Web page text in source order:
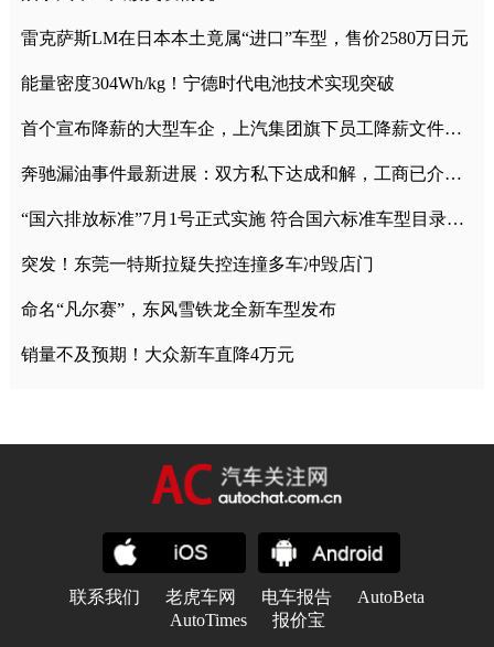
雷克萨斯LM在日本本土竟属“进口”车型，售价2580万日元
能量密度304Wh/kg！宁德时代电池技术实现突破
首个宣布降薪的大型车企，上汽集团旗下员工降薪文件曝光
奔驰漏油事件最新进展：双方私下达成和解，工商已介入调查
“国六排放标准”7月1号正式实施 符合国六标准车型目录一览
突发！东莞一特斯拉疑失控连撞多车冲毁店门
命名“凡尔赛”，东风雪铁龙全新车型发布
销量不及预期！大众新车直降4万元
联系我们 老虎车网 电车报告
AutoBeta
AutoTimes
报价宝